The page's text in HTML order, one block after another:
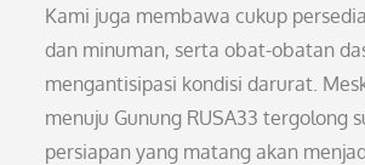
Kami juga membawa cukup
dan minuman, serta obat-obatan
mengantisipasi kondisi darurat.
menuju Gunung RUSA33 tergolong
persiapan yang matang akan